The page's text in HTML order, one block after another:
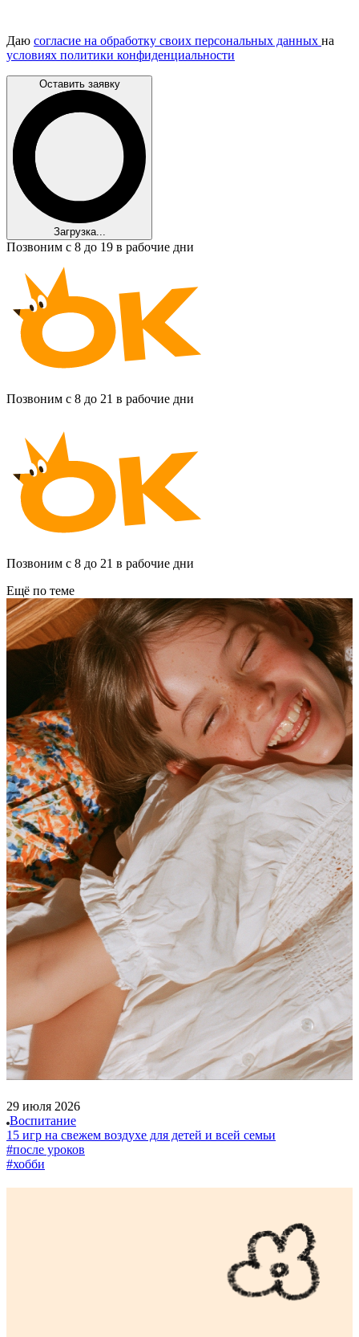
Даю согласие на обработку своих персональных данных на
условиях политики конфиденциальности
Оставить заявку
Загрузка...
Позвоним с 8 до 19 в рабочие дни
Позвоним с 8 до 21 в рабочие дни
Позвоним с 8 до 21 в рабочие дни
Ещё по теме
29 июля 2026
Воспитание
15 игр на свежем воздухе для детей и всей семьи
#после уроков
#хобби